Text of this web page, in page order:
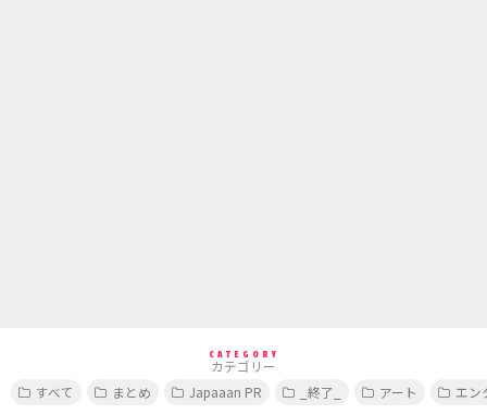
CATEGORY
カテゴリー
すべて
まとめ Japaaan PR _終了_ アート エン